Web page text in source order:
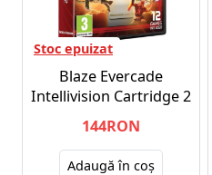
Stoc epuizat
Blaze Evercade
Intellivision Cartridge 2
144RON
Adaugă în coş